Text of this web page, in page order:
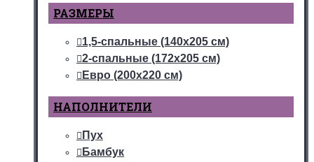
РАЗМЕРЫ
1,5-спальные (140х205 см)
2-спальные (172х205 см)
Евро (200х220 см)
НАПОЛНИТЕЛИ
Пух
Бамбук